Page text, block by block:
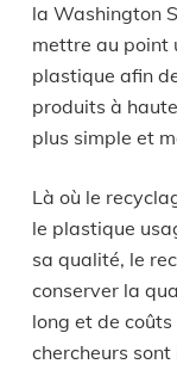
la Washington
mettre au point
plastique afin
produits à
plus simple et
Là où le
le plastique
sa qualité, le
conserver la
long et de
chercheurs